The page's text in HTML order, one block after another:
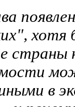
хотя
страны
в